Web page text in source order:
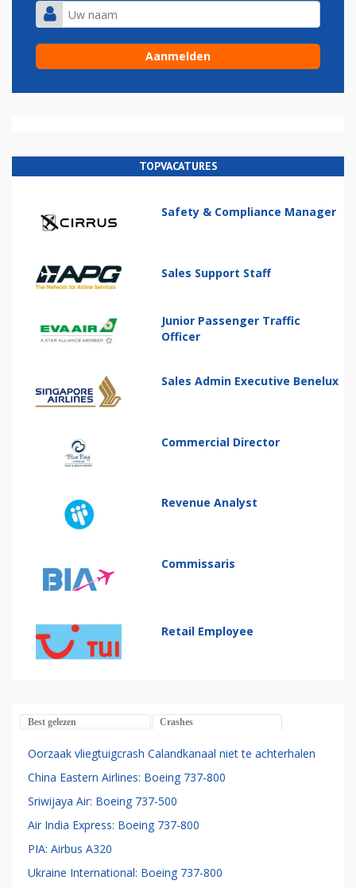
TOPVACATURES
Safety & Compliance Manager
Sales Support Staff
Junior Passenger Traffic
Officer
Sales Admin Executive Benelux
Commercial Director
Revenue Analyst
Commissaris
Retail Employee
Best gelezen Crashes
Oorzaak vliegtuigcrash Calandkanaal niet te achterhalen
China Eastern Airlines: Boeing 737-800
Sriwijaya Air: Boeing 737-500
Air India Express: Boeing 737-800
PIA: Airbus A320
Ukraine International: Boeing 737-800